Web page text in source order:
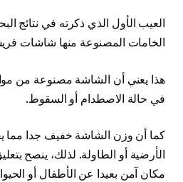
العيب الأول الذي ذكرته في نتائج
الخامات المصنوعة منها شاشات فريش 32
هذا يعني أن الشاشة مصنوعة من
في حالة الاصطدام أو السقوط.
كما أن وزن الشاشة خفيف جدا مما
الأرضية أو الطاولة. لذلك، ينصح
مكان آمن بعيدا عن الأطفال أو